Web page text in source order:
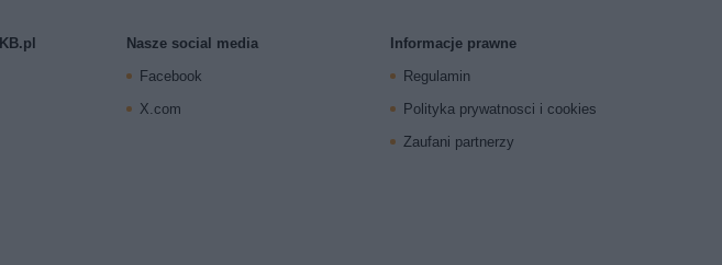
Nasze social media
Facebook
X.com
Informacje prawne
Regulamin
Polityka prywatnosci i cookies
Zaufani partnerzy